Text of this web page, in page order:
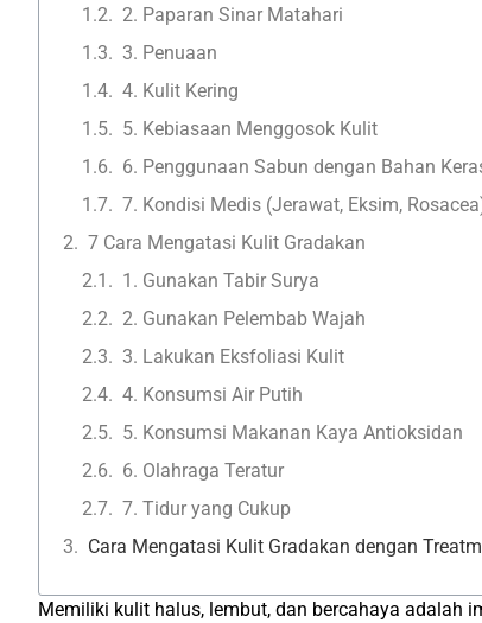
2. Paparan Sinar Matahari
3. Penuaan
4. Kulit Kering
5. Kebiasaan Menggosok Kulit
6. Penggunaan Sabun dengan Bahan
7. Kondisi Medis (Jerawat, Eksim,
7 Cara Mengatasi Kulit Gradakan
1. Gunakan Tabir Surya
2. Gunakan Pelembab Wajah
3. Lakukan Eksfoliasi Kulit
4. Konsumsi Air Putih
5. Konsumsi Makanan Kaya Antioksidan
6. Olahraga Teratur
7. Tidur yang Cukup
Cara Mengatasi Kulit Gradakan dengan
Memiliki kulit halus, lembut, dan bercahaya adalah